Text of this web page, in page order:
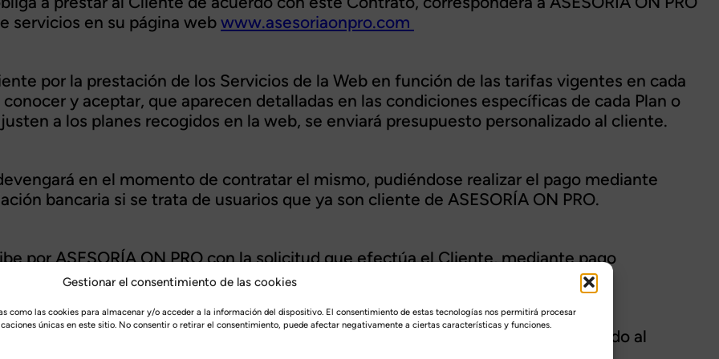
Gestionar el consentimiento de las cookies
como las cookies para almacenar y/o acceder a la información del dispositivo. El consentimiento de estas tecnologías nos permitirá procesar
únicas en este sitio. No consentir o retirar el consentimiento, puede afectar negativamente a ciertas características y funciones.
servicios en su página web www.asesoriaonpro.com
por la prestación de los Servicios de la Web en función de las tarifas vigentes en cada
y aceptar, que aparecen detalladas en las condiciones específicas de cada Plan o
a los planes recogidos en la web, se enviará presupuesto personalizado al cliente.
en el momento de contratar el mismo, pudiéndose realizar el pago mediante
bancaria si se trata de usuarios que ya son cliente de ASESORÍA ON PRO.
por ASESORÍA ON PRO con la solicitud que efectúa el Cliente, mediante pago
bancaria (suscripción).
conforme a la normativa fiscal y contable vigente en cada momento y remitido al